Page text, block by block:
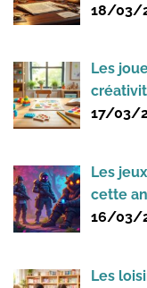
18/03/
Les
17/03/
Les
cette
16/03/
Les